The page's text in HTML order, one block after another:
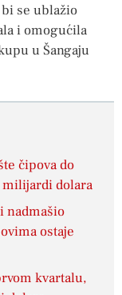
se ublažio
i omogućila
u Šangaju
čipova do
dolara
nadmašio
ostaje
kvartalu,